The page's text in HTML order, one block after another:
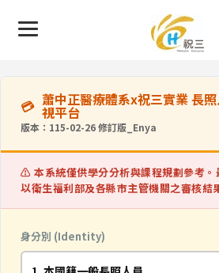
蕭中正醫療體系x祝三實業 長
視平台
版本：115-02-26 修訂版_Enya
⚠️ 本系統僅供學分分析與課程規劃參考。
以衛生福利部及各縣市主管機關之審核結
身分別 (Identity)